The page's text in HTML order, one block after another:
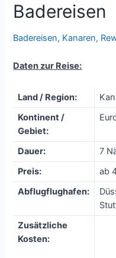
Badereisen
Badereisen, Kanaren,
Daten zur Reise:
Land / Region:
Kontinent /
Gebiet:
Dauer:
7
Preis:
ab
Abflugflughafen:
Zusätzliche
Kosten: